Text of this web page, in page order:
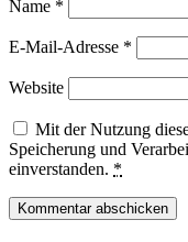
Name *
E-Mail-Adresse *
Website
Mit der Nutzung
Speicherung und
einverstanden. *